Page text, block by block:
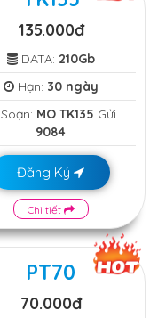
135.000đ
DATA: 210Gb
Hạn: 30 ngày
Soạn: MO TK135 Gửi
9084
Đăng Ký
Chi tiết
PT70
70.000đ